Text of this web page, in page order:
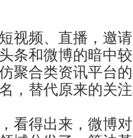
视频、直播，邀
条和微博的暗中
聚合类资讯平台
，替代原来的关
看得出来，微博